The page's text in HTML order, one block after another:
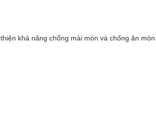
thiện khả năng chống mài mòn và chống ăn mòn.